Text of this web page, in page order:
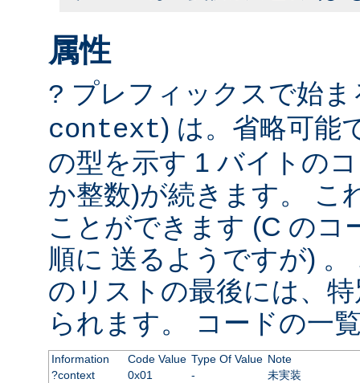
属性
? プレフィックスで始
context) は。省略可能
の型を示す 1 バイトの
か整数)が続きます。 こ
ことができます (C のコ
順に 送るようですが)
のリストの最後には、
られます。 コードの一
Information Code Value Type Of Value Note
?context
0x01 -
未実装